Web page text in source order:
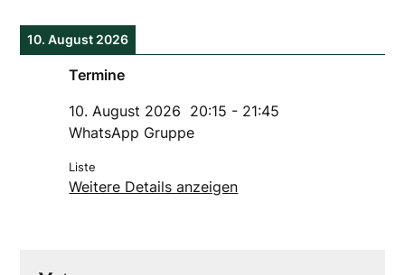
10. August 2026
Termine
10. August 2026 20:15 - 21:45
WhatsApp Gruppe
Liste
Weitere Details anzeigen